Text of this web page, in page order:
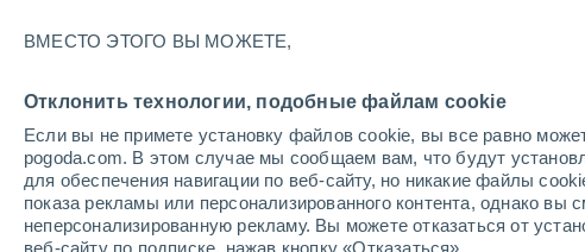
ВМЕСТО ЭТОГО ВЫ МОЖЕТЕ,
Отклонить технологии, подобные файлам cookie
Если вы не примете установку файлов cookie, вы все равно
pogoda.com. В этом случае мы сообщаем вам, что будут
для обеспечения навигации по веб-сайту, но никакие файлы
показа рекламы или персонализированного контента, однако вы
неперсонализированную рекламу. Вы можете отказаться от
веб-сайту по подписке, нажав кнопку «Отказаться».
ECMWF - Шир.(-25..-50)
GFS - Шир.(+10..-30)
GFS - Шир.(-25..-50)